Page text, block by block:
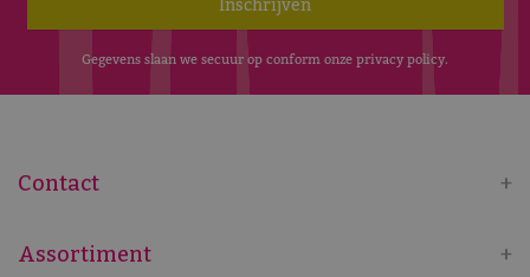
Gegevens slaan we secuur op conform onze privacy policy.
Contact
Assortiment